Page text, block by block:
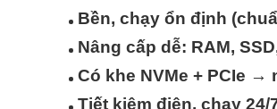
Bền, chạy ổn định
Nâng cấp dễ: RAM,
Có khe NVMe + PCIe →
Tiết kiệm điện, chạy 24/